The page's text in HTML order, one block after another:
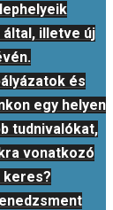
illetve új
és
egy helyen
tudnivalókat,
vonatkozó